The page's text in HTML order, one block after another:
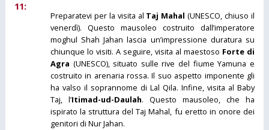
11:
Preparatevi per la visita al Taj Mahal (UNESCO, chiuso il
venerdì). Questo mausoleo costruito dall’imperatore
moghul Shah Jahan lascia un’impressione duratura su
chiunque lo visiti. A seguire, visita al maestoso Forte di
Agra (UNESCO), situato sulle rive del fiume Yamuna e
costruito in arenaria rossa. Il suo aspetto imponente gli
ha valso il soprannome di Lal Qila. Infine, visita al Baby
Taj, l’Itimad-ud-Daulah. Questo mausoleo, che ha
ispirato la struttura del Taj Mahal, fu eretto in onore dei
genitori di Nur Jahan.